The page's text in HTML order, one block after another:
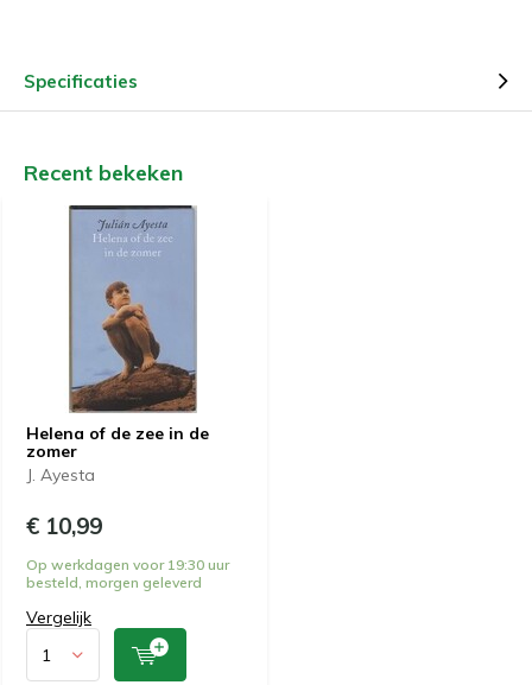
Specificaties
Recent bekeken
Helena of de zee in de
zomer
J. Ayesta
€ 10,99
Op werkdagen voor 19:30 uur
besteld, morgen geleverd
Vergelijk